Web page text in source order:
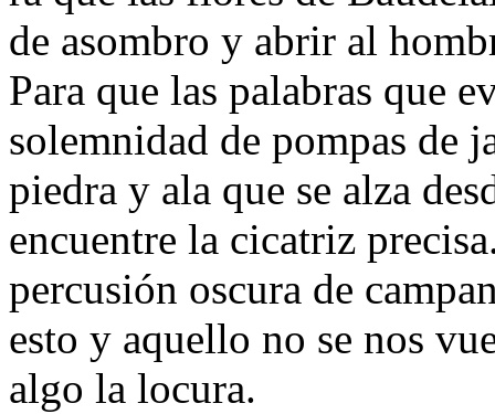
de asombro y abrir al
Para que las palabras que
solemnidad de pompas de
piedra y ala que se alza
encuentre la cicatriz
percusión oscura de
esto y aquello no se nos
algo la locura.